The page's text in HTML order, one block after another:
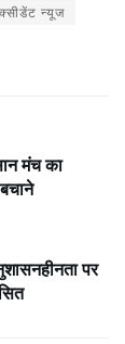
न्यूज
मंच का
पर